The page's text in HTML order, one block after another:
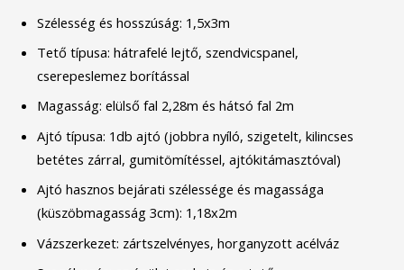
Szélesség és hosszúság: 1,5x3m
Tető típusa: hátrafelé lejtő, szendvicspanel,
cserepeslemez borítással
Magasság: elülső fal 2,28m és hátsó fal 2m
Ajtó típusa: 1db ajtó (jobbra nyíló, szigetelt, kilincses
betétes zárral, gumitömítéssel, ajtókitámasztóval)
Ajtó hasznos bejárati szélessége és magassága
(küszöbmagasság 3cm): 1,18x2m
Vázszerkezet: zártszelvényes, horganyzott acélváz